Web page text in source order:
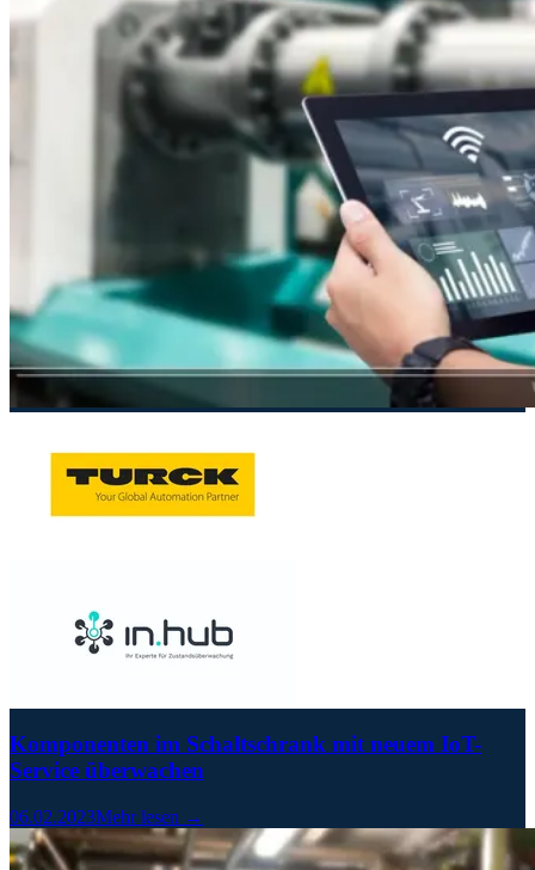
Komponenten im Schaltschrank mit neuem IoT-
Service überwachen
06.02.2023Mehr lesen →